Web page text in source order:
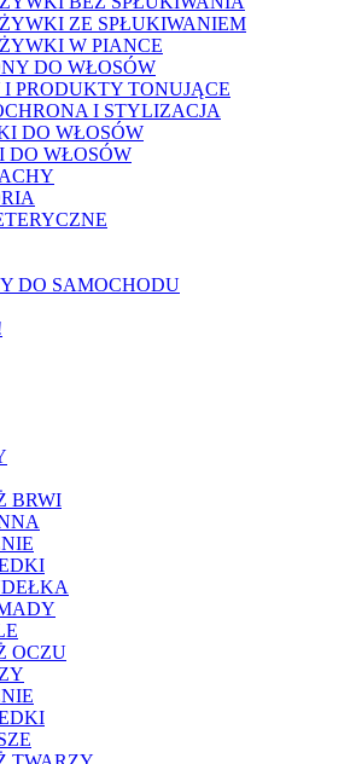
ZE SPŁUKIWANIEM
W PIANCE
DO WŁOSÓW
I PRODUKTY TONUJĄCE
I STYLIZACJA
DO WŁOSÓW
DO WŁOSÓW
DO SAMOCHODU
BRWI
OCZU